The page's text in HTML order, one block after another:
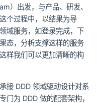
）出发，与产品、研发、
个过程中，以结果为导
域服务，如登录完成，下
态，分析支撑这样的服务
样我们可以更加清晰的构
接 DDD 领域驱动设计对系
门为 DDD 做的配套架构，